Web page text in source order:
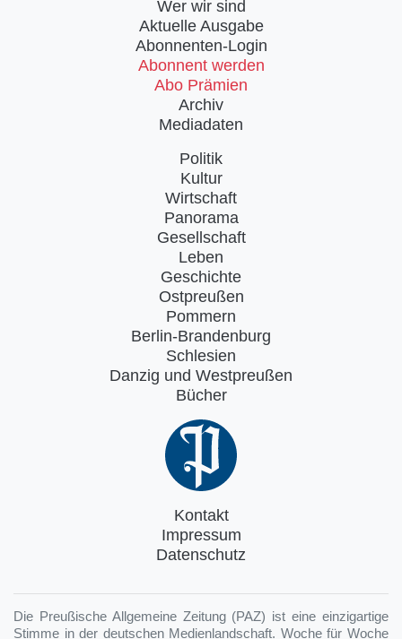
Wer wir sind
Aktuelle Ausgabe
Abonnenten-Login
Abonnent werden
Abo Prämien
Archiv
Mediadaten
Politik
Kultur
Wirtschaft
Panorama
Gesellschaft
Leben
Geschichte
Ostpreußen
Pommern
Berlin-Brandenburg
Schlesien
Danzig und Westpreußen
Bücher
Kontakt
Impressum
Datenschutz
Die Preußische Allgemeine Zeitung (PAZ) ist eine einzigartige
Stimme in der deutschen Medienlandschaft. Woche für Woche